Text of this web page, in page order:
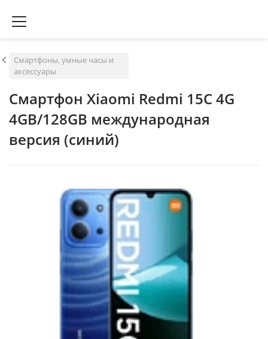
Смартфоны, умные часы и
аксессуары
Смартфон Xiaomi Redmi 15C 4G
4GB/128GB международная
версия (синий)